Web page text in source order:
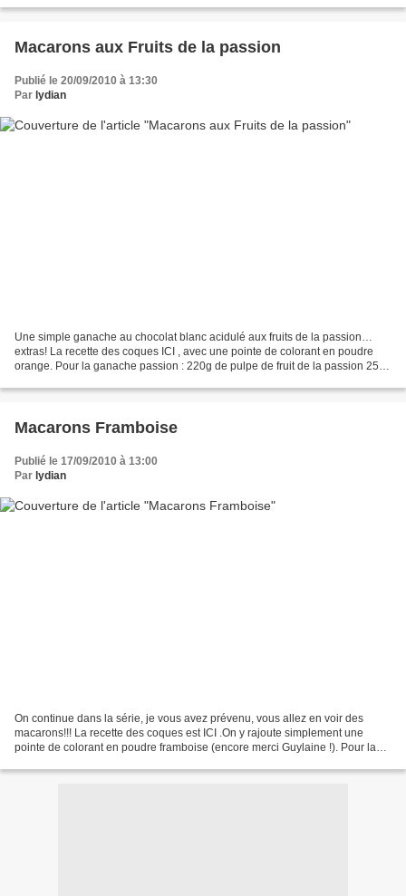
Macarons aux Fruits de la passion
Publié le 20/09/2010 à 13:30
Par lydian
Une simple ganache au chocolat blanc acidulé aux fruits de la passion…
extras! La recette des coques ICI , avec une pointe de colorant en poudre
orange. Pour la ganache passion : 220g de pulpe de fruit de la passion 250g
Macarons Framboise
Publié le 17/09/2010 à 13:00
Par lydian
On continue dans la série, je vous avez prévenu, vous allez en voir des
macarons!!! La recette des coques est ICI .On y rajoute simplement une
pointe de colorant en poudre framboise (encore merci Guylaine !). Pour la